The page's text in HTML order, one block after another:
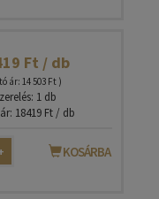
Ft / db
ár: 14 503 Ft )
1 db
18419 Ft / db
KOSÁRBA